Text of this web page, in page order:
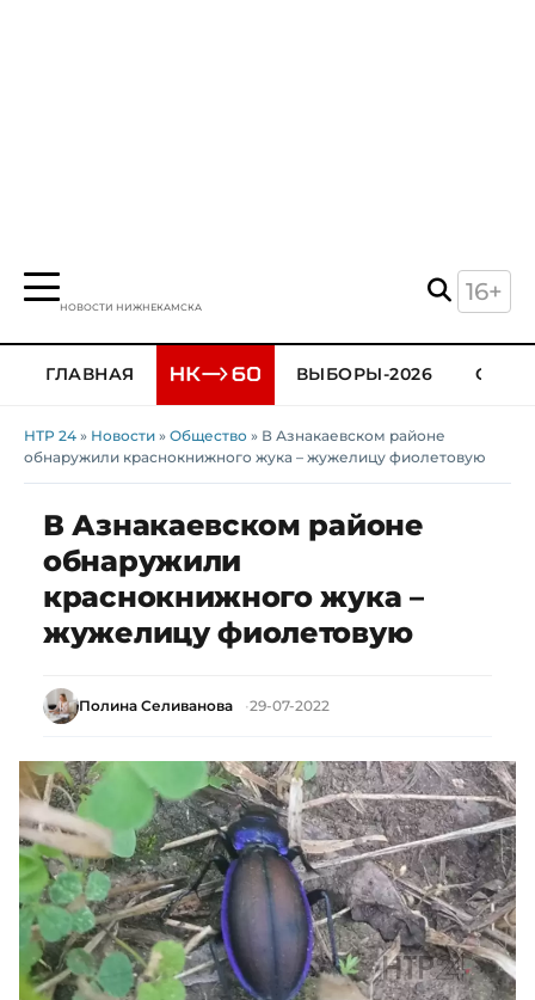
НОВОСТИ НИЖНЕКАМСКА
16+
ГЛАВНАЯ ВЫБОРЫ-2026
НТР 24 » Новости » Общество » В Азнакаевском районе
обнаружили краснокнижного жука – жужелицу фиолетовую
В Азнакаевском районе
обнаружили
краснокнижного жука –
жужелицу фиолетовую
Полина Селиванова 29-07-2022